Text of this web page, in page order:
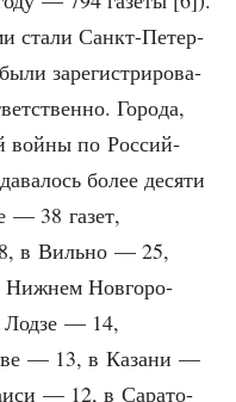
ста­ли Санкт-Петер­
заре­ги­стри­ро­ва­
Горо­да,
вой­ны по Рос­сий­
более деся­ти
— 38 газет,
в Виль­но — 25,
Ниж­нем Нов­го­ро­
— 14,
— 13, в Каза­ни —
— 12, в Сара­то­